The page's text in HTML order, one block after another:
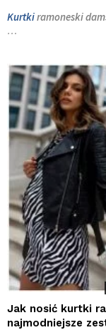
Kurtkiramoneski
…
Jak nosić kurtki
najmodniejsze